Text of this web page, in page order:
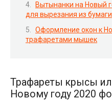
Вытынанки на Новый
для вырезания из бумаги
Оформление окон к
трафаретами мышек
Трафареты крысы
Новому году 2020